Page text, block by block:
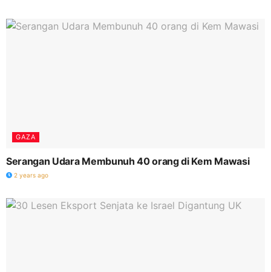
GAZA
Serangan Udara Membunuh 40 orang di Kem Mawasi
2 years ago